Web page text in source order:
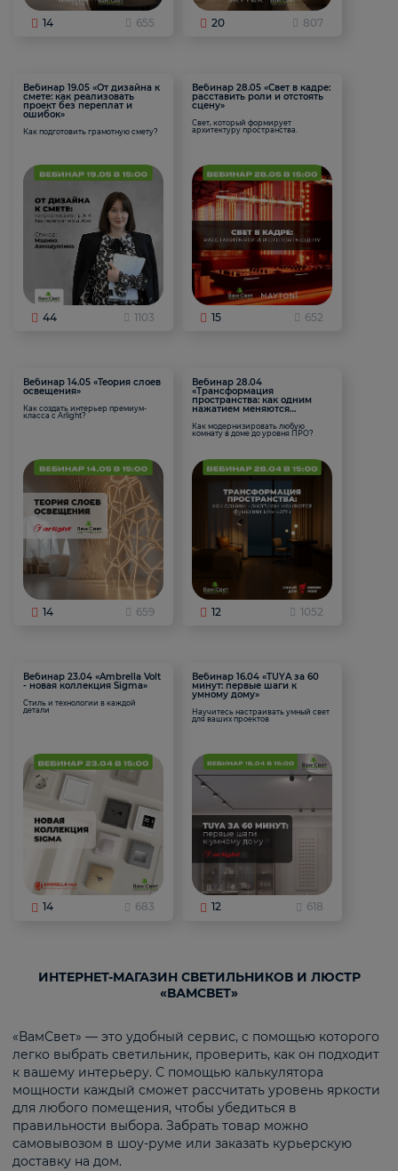
14 655 20 807
Вебинар 19.05 «От дизайна к
смете: как реализовать
проект без переплат и
ошибок»
Как подготовить грамотную смету?
44 1103
Вебинар 28.05 «Свет в кадре:
расставить роли и отстоять
сцену»
Свет, который формирует
архитектуру пространства.
15 652
Вебинар 14.05 «Теория слоев
освещения»
Как создать интерьер премиум-
класса с Arlight?
14 659
Вебинар 28.04
«Трансформация
пространства: как одним
нажатием меняются
Как модернизировать любую
комнату в доме до уровня ПРО?
12 1052
Вебинар 23.04 «Ambrella Volt
- новая коллекция Sigma»
Стиль и технологии в каждой
детали
14 683
Вебинар 16.04 «TUYA за 60
минут: первые шаги к
умному дому»
Научитесь настраивать умный свет
для ваших проектов
12 618
ИНТЕРНЕТ-МАГАЗИН СВЕТИЛЬНИКОВ И ЛЮСТР
«ВАМСВЕТ»
«ВамСвет» — это удобный сервис, с помощью которого
легко выбрать светильник, проверить, как он подходит
к вашему интерьеру. С помощью калькулятора
мощности каждый сможет рассчитать уровень яркости
для любого помещения, чтобы убедиться в
правильности выбора. Забрать товар можно
самовывозом в шоу-руме или заказать курьерскую
доставку на дом.